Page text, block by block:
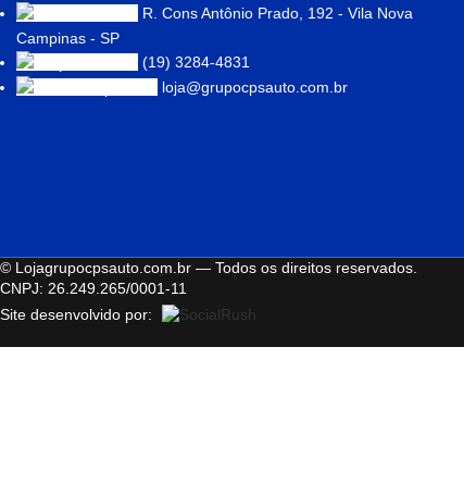
R. Cons Antônio Prado, 192 - Vila Nova
Campinas - SP
(19) 3284-4831
loja@grupocpsauto.com.br
© Lojagrupocpsauto.com.br — Todos os direitos reservados.
CNPJ: 26.249.265/0001-11
Site desenvolvido por: